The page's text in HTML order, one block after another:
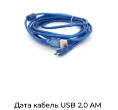
Дата кабель USB 2.0 AM